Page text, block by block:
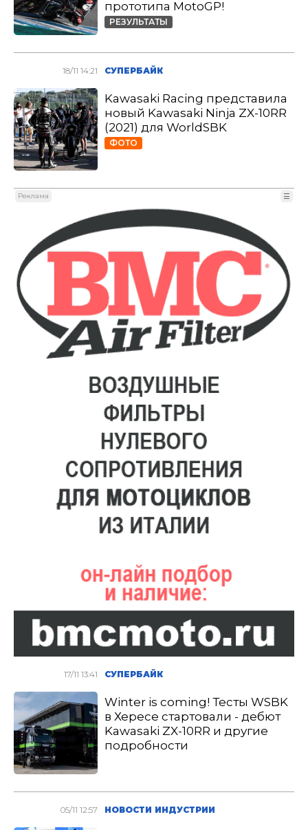
прототипа MotoGP!
РЕЗУЛЬТАТЫ
18/11 14:21 СУПЕРБАЙК
Kawasaki Racing представила
новый Kawasaki Ninja ZX-10RR
(2021) для WorldSBK
ФОТО
Реклама ☰
17/11 13:41 СУПЕРБАЙК
Winter is coming! Тесты WSBK
в Хересе стартовали - дебют
Kawasaki ZX-10RR и другие
подробности
05/11 12:57 НОВОСТИ ИНДУСТРИИ